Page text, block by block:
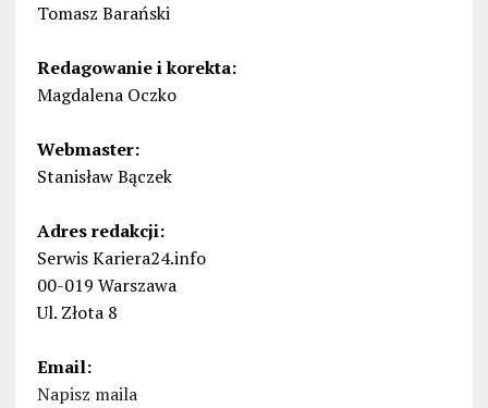
Tomasz Barański
Redagowanie i korekta:
Magdalena Oczko
Webmaster:
Stanisław Bączek
Adres redakcji:
Serwis Kariera24.info
00-019 Warszawa
Ul. Złota 8
Email:
Napisz maila